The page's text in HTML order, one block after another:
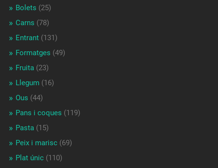
Bolets (25)
Carns (78)
Entrant(131)
Formatges (49)
Fruita(23)
Llegum (16)
Ous (44)
Pans i coques (119)
Pasta(15)
Peix i marisc(69)
Plat únic(110)